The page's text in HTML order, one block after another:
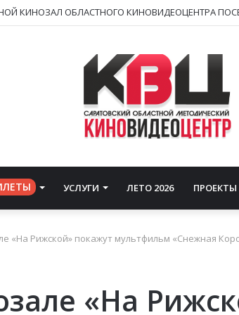
КИНОЗАЛ ОБЛАСТНОГО КИНОВИДЕОЦЕНТРА
УСЛУГИ ЛЕТО 2026 ПРОЕКТЫ
«На Рижской» покажут мультфильм «Снежная
«На